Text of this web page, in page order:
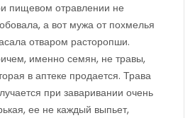
пищевом отравлении не
а вот мужа от похмелья
отваром расторопши.
именно семян, не травы,
в аптеке продается. Трава
при заваривании очень
ее не каждый выпьет,